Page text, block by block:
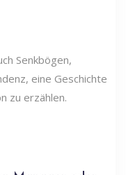
Senkbögen,
eine Geschichte
zu erzählen.